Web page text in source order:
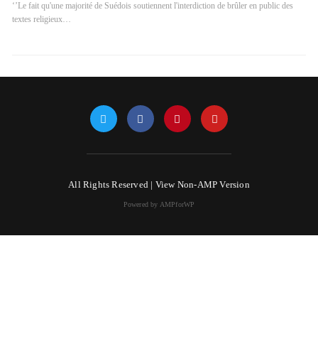
‘’Le fait qu'une majorité de Suédois soutiennent l'interdiction de brûler en public des
textes religieux…
All Rights Reserved | View Non-AMP Version
Powered by AMPforWP